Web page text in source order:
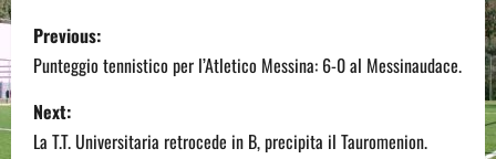
P
o
s
Previous:
Punteggio tennistico per l’Atletico Messina: 6-0 al Messinaudace.
Next:
La T.T. Universitaria retrocede in B, precipita il Tauromenion.